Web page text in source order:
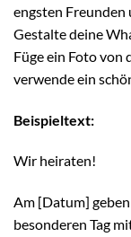
engsten Freunden
Gestalte deine
Füge ein Foto von
verwende ein
Beispieltext:
Wir heiraten!
Am [Datum]
besonderen Tag